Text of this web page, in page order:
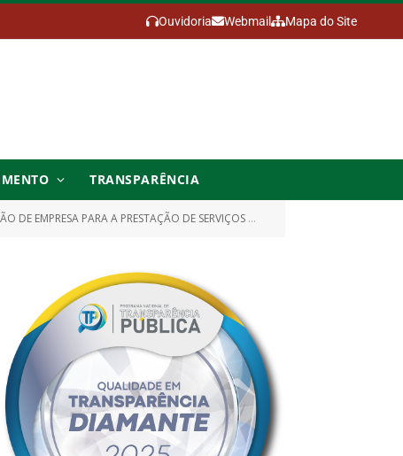
Ouvidoria Webmail Mapa do Site
TRANSPARÊNCIA
E PREVENÇÃO DAS CENTRAIS DE AR E AR-CONDICIONADO, COM REPOSIÇÃO DE PEÇAS)